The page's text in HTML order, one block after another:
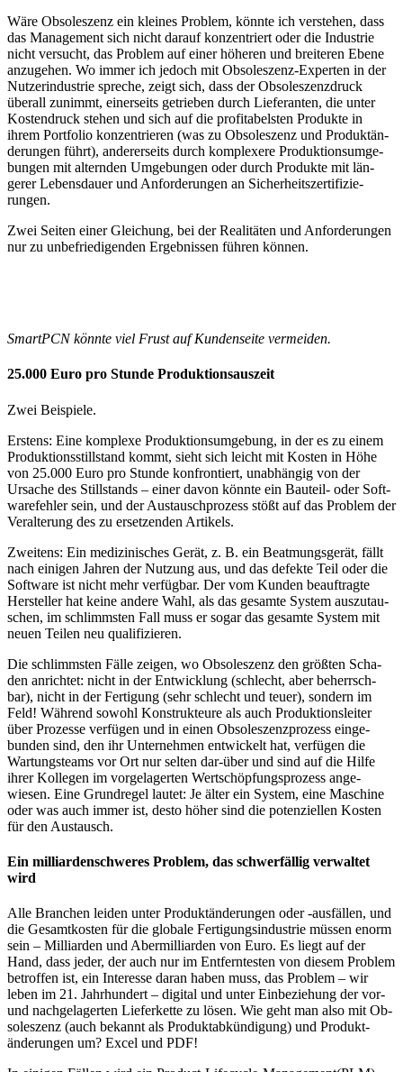
Wäre Obsoleszenz ein kleines Problem, könnte ich verstehen, dass
das Mana­ge­ment sich nicht darauf kon­zen­triert oder die In­dus­trie
nicht versucht, das Problem auf einer höheren und brei­teren Ebene
anzugehen. Wo immer ich jedoch mit Ob­so­les­zenz-Ex­per­ten in der
Nutzer­in­dustrie spreche, zeigt sich, dass der Obsoles­zenz­druck
überall zunimmt, einerseits ge­trie­ben durch Lieferanten, die unter
Kosten­druck stehen und sich auf die profi­tabels­ten Pro­dukte in
ihrem Port­folio kon­zen­trie­ren (was zu Ob­so­les­zenz und Pro­dukt­än­
de­rungen führt), anderer­seits durch kom­ple­xere Pro­duk­tions­um­ge­
bungen mit al­tern­den Um­ge­bungen oder durch Produkte mit län­
gerer Lebens­dauer und An­for­de­rungen an Sicher­heit­szerti­fi­zie­
rungen.
Zwei Seiten einer Glei­chung, bei der Rea­litäten und An­for­de­rungen
nur zu un­be­frie­di­genden Er­geb­nis­sen führen können.
SmartPCN könnte viel Frust auf Kundenseite vermeiden.
25.000 Euro pro Stunde Produktions­auszeit
Zwei Beispiele.
Erstens: Eine komplexe Pro­duktions­um­ge­bung, in der es zu einem
Produktions­still­stand kommt, sieht sich leicht mit Kosten in Höhe
von 25.000 Euro pro Stunde kon­fron­tiert, un­ab­hän­gig von der
Ursache des Still­stands – einer davon könnte ein Bauteil- oder Soft­
ware­fehler sein, und der Aus­tausch­pro­zess stößt auf das Problem der
Ver­alte­rung des zu er­set­zen­den Artikels.
Zweitens: Ein medizinisches Gerät, z. B. ein Beat­mungs­gerät, fällt
nach einigen Jahren der Nutz­ung aus, und das defekte Teil oder die
Soft­ware ist nicht mehr ver­füg­bar. Der vom Kunden be­auf­tragte
Her­steller hat keine andere Wahl, als das gesamte System aus­zu­tau­
schen, im schlimmsten Fall muss er sogar das gesamte System mit
neuen Teilen neu qualif­i­zieren.
Die schlimmsten Fälle zeigen, wo Obso­leszenz den größten Scha­
den anrichtet: nicht in der Ent­wicklung (schlecht, aber beherrsch­
bar), nicht in der Fer­tigung (sehr schlecht und teuer), son­dern im
Feld! Während so­wohl Konstrukteure als auch Pro­duk­tions­leiter
über Pro­zes­se verfügen und in einen Obso­les­zenz­pro­zess ein­ge­
bunden sind, den ihr Un­ter­neh­men ent­wickelt hat, ver­fügen die
War­tungs­teams vor Ort nur sel­ten dar-über und sind auf die Hilfe
ihrer Kol­legen im vor­ge­la­gerten Wert­schöp­fungs­pro­zess an­ge­
wiesen. Eine Grund­regel lautet: Je älter ein System, eine Ma­schine
oder was auch immer ist, desto höher sind die po­ten­ziel­len Kosten
für den Aus­tausch.
Ein milliardenschweres Problem, das schwerfällig verwaltet
wird
Alle Branchen leiden unter Produktän­de­rungen oder -ausfällen, und
die Gesamt­kosten für die globale Fer­ti­gungs­in­dus­trie müssen enorm
sein – Milliarden und Abermilliarden von Euro. Es liegt auf der
Hand, dass jeder, der auch nur im Ent­fern­tes­ten von diesem Problem
betroffen ist, ein Interesse daran haben muss, das Problem – wir
leben im 21. Jahrhundert – digital und unter Ein­be­ziehung der vor-
und nach­ge­lagerten Liefer­ket­te zu lösen. Wie geht man also mit Ob­
soles­zenz (auch be­kannt als Pro­dukt­ab­kündigung) und Pro­dukt­
änderungen um? Excel und PDF!